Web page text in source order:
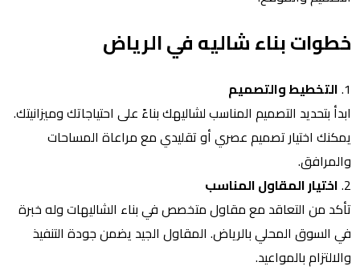
خطوات بناء شاليه في الرياض
1. التخطيط والتصميم
ابدأ بتحديد التصميم المناسب لشاليهك بناءً على احتياجاتك وميزانيتك.
يمكنك اختيار تصميم عصري أو تقليدي مع مراعاة المساحات
والمرافق.
2. اختيار المقاول المناسب
تأكد من التعاقد مع مقاول متخصص في بناء الشاليهات وله خبرة
في السوق المحلي بالرياض. المقاول الجيد يضمن جودة التنفيذ
والالتزام بالمواعيد.